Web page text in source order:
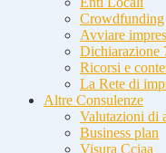
Crowdfunding
Avviare
Dichiarazione
Ricorsi e
La Rete di
Altre Consulenze
Valutazioni di
Business plan
Visura Cciaa